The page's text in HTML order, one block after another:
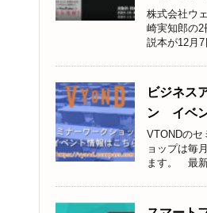
株式会社ウ
崎実知郎の2
説本が12月
ビジネス
ン イベ
VTONDの
ョップは毎
ます。 最